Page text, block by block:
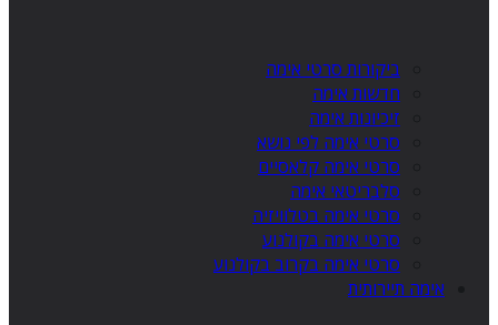
ביקורות סרטי אימה
חדשות אימה
זיכיונות אימה
סרטי אימה לפי נושא
סרטי אימה קלאסיים
סלבריטאי אימה
סרטי אימה בטלוויזיה
סרטי אימה בקולנוע
סרטי אימה בקרוב בקולנוע
אימה תיירותית